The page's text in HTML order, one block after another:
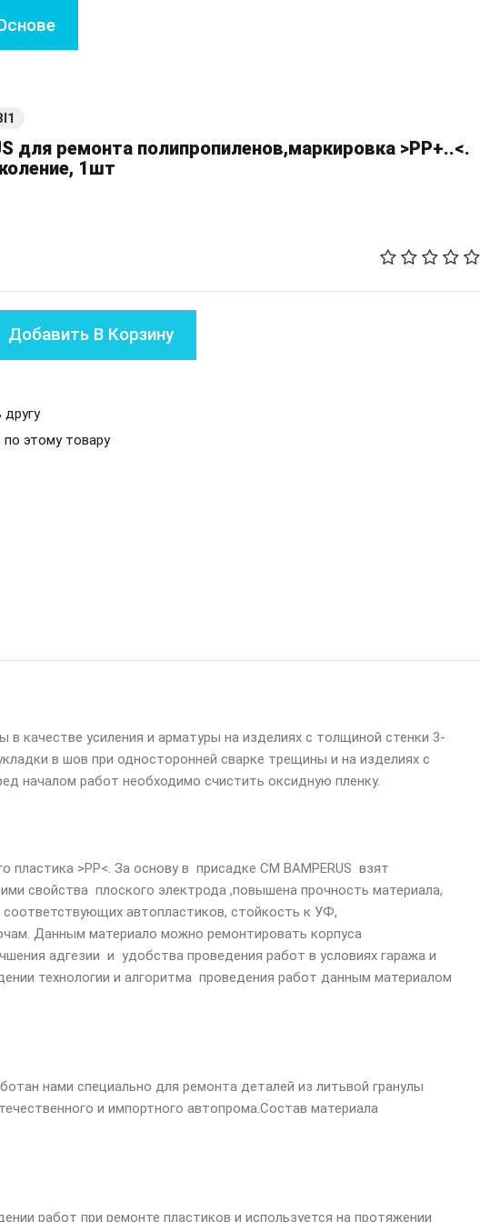
для ремонта полипропиленов,маркировка >PP+..<.
1шт
Добавить В Корзину
этому товару
качестве усиления и арматуры на изделиях с толщиной стенки 3-
в шов при односторонней сварке трещины и на изделиях с
началом работ необходимо счистить оксидную пленку.
пластика >РР< . За основу в присадке СМ BAMPERUS взят
свойства плоского электрода ,повышена прочность материала,
автопластиков, стойкость к УФ,
Данным материало можно ремонтировать корпуса
адгезии и удобства проведения работ в условиях гаража и
технологии и алгоритма проведения работ данным материалом
нами специально для ремонта деталей из литьвой гранулы
и импортного автопрома.Состав материала
работ при ремонте пластиков и используется на протяжении